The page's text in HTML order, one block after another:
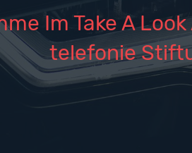
Im Take A
telefonie